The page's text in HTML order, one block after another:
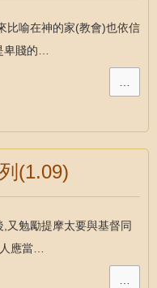
比喻在神的家(教會)也依信
卑賤的…
…
(1.09)
又勉勵提摩太要與基督同
應當…
…